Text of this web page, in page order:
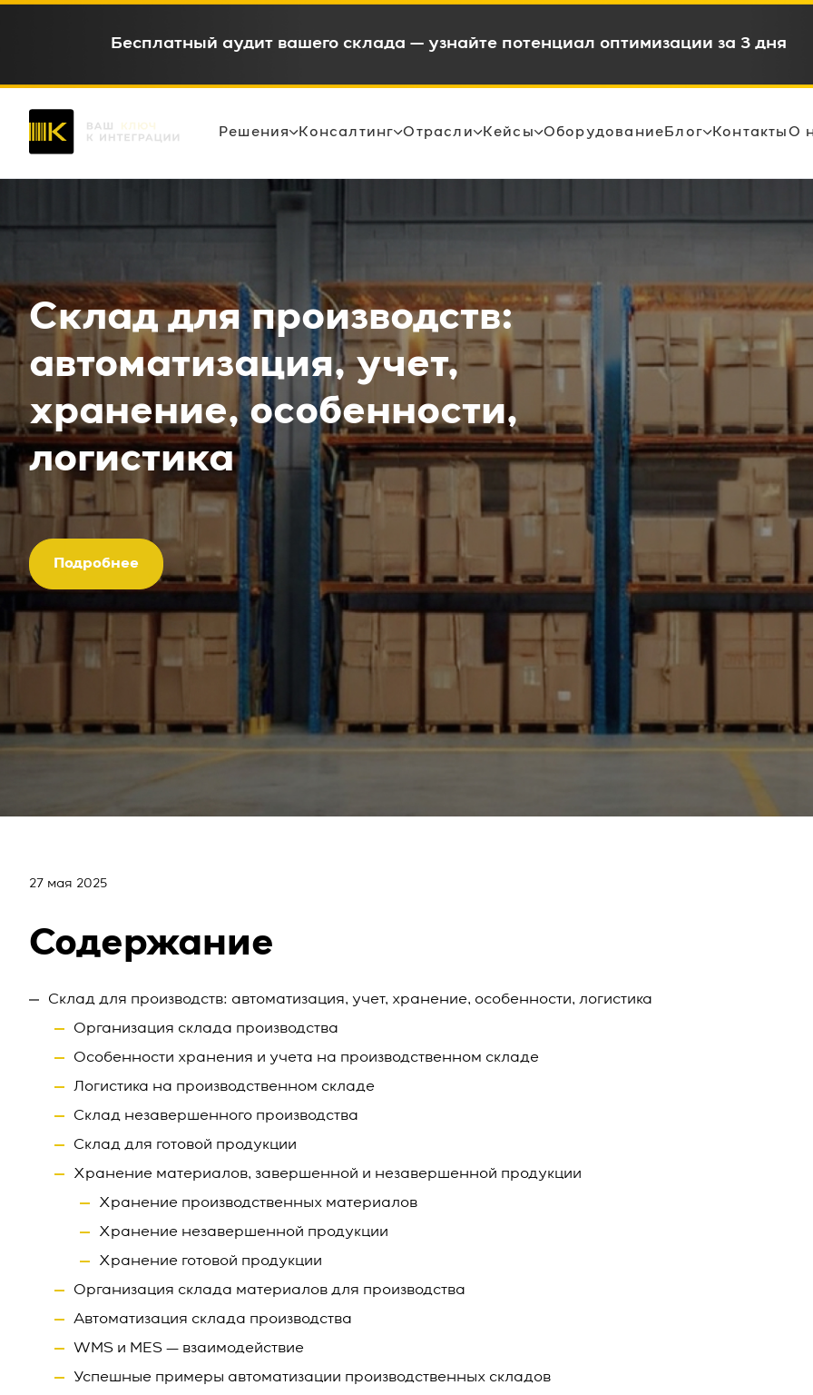
WMS c окупаемостью 6-12 месяцев и снижением OPEX на 15-35%
Решения Консалтинг Отрасли Кейсы Оборудование Блог Контакты О
Склад для производств:
автоматизация, учет,
хранение, особенности,
логистика
Подробнее
27 мая 2025
Содержание
Склад для производств: автоматизация, учет, хранение, особенности, логистика
Организация склада производства
Особенности хранения и учета на производственном складе
Логистика на производственном складе
Склад незавершенного производства
Склад для готовой продукции
Хранение материалов, завершенной и незавершенной продукции
Хранение производственных материалов
Хранение незавершенной продукции
Хранение готовой продукции
Организация склада материалов для производства
Автоматизация склада производства
WMS и MES — взаимодействие
Успешные примеры автоматизации производственных складов